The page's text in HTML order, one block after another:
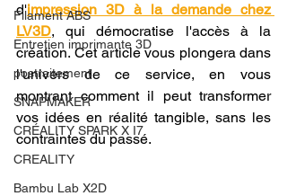
Filament ABS
Entretien imprimante 3D
postraitement
SNAPMAKER
CRÉALITY SPARK X I7
CREALITY
Bambu Lab X2D
d'impression 3D à la demande chez
LV3D, qui démocratise l'accès à la
création. Cet article vous plongera dans
l'univers de ce service, en vous
montrant comment il peut transformer
vos idées en réalité tangible, sans les
contraintes du passé.